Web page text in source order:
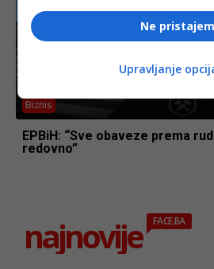
Biznis
EPBiH: “Sve obaveze prema
redovno”
najnovije FACE.BA
Ne pristajem
Upravljanje